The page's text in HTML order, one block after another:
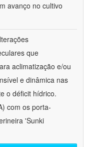
avanço no cultivo
que
aclimatização e/ou
e dinâmica nas
o déficit hídrico.
com os porta-
'Sunki